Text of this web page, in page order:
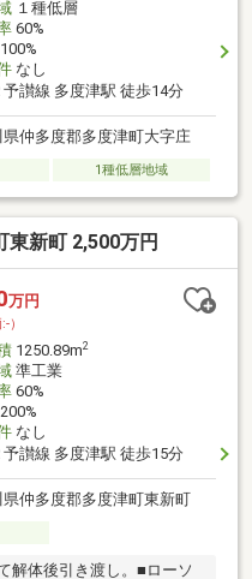
１種低層
60%
なし
予讃線 多度津駅 徒歩14分
県仲多度郡多度津町大字庄
1種低層地域
東新町 2,500万円
万円
）
1250.89m2
準工業
60%
なし
予讃線 多度津駅 徒歩15分
県仲多度郡多度津町東新町
解体後引き渡し。■ローソ